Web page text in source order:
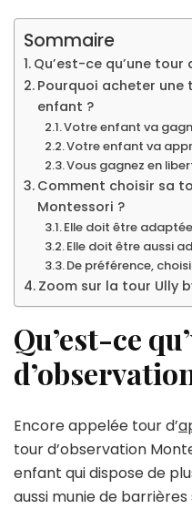
Sommaire
Qu’est-ce qu’une
Pourquoi acheter une
enfant ?
Votre enfant va
Votre enfant va
Vous gagnez en
Comment choisir sa
Montessori ?
Elle doit être
Elle doit être aussi
De préférence,
Zoom sur la tour Ully
Qu’est-ce
Encore appelée tour d’
tour d’observation
enfant qui dispose de
aussi munie de